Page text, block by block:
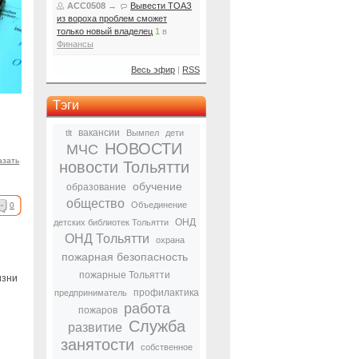
0
ACC0508 →
Вывести ТОАЗ
из вороха проблем сможет
только новый владелец 1 в
Финансы
Весь эфир | RSS
Тэги
tlt вакансии Вымпел дети
МЧС НОВОСТИ
новости Тольятти
образование обучение
общество
Объединение
детских библиотек Тольятти
ОНД
ОНД Тольятти охрана
пожарная безопасность
пожарные Тольятти
предприниматель
профилактика
пожаров
работа
развитие Служба
занятости
собственное